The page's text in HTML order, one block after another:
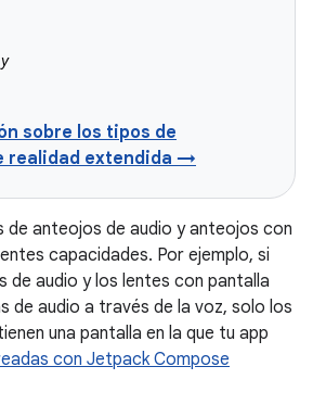
sobre los tipos de
realidad extendida →
anteojos de audio y anteojos con
capacidades. Por ejemplo, si
de audio y los lentes con pantalla
de audio a través de la voz, solo los
una pantalla en la que tu app
con Jetpack Compose